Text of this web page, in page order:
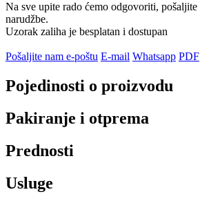
Na sve upite rado ćemo odgovoriti,
narudžbe.
Uzorak zaliha je besplatan i dostupan
Pošaljite nam e-poštu E-mail Whatsapp PDF
Pojedinosti o proizvodu
Pakiranje i otprema
Prednosti
Usluge